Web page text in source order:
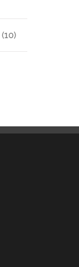
(10)